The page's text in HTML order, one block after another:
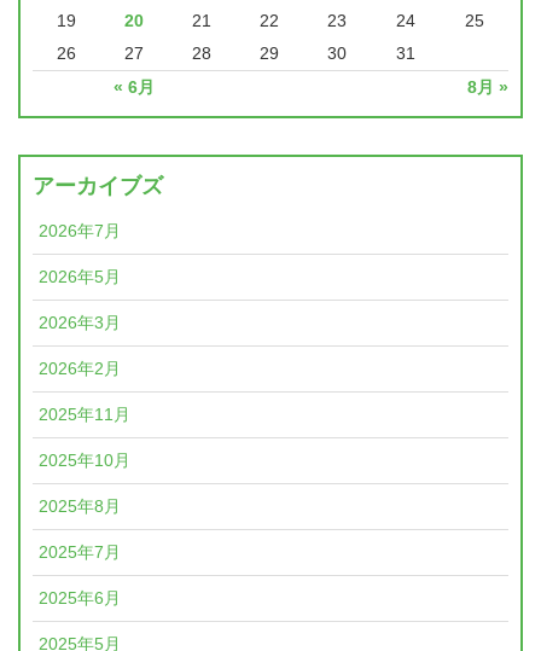
« 6月 8月 »
19
20 21 22 23 24
25
26
27 28 29 30 31
アーカイブズ
2026年7月
2026年5月
2026年3月
2026年2月
2025年11月
2025年10月
2025年8月
2025年7月
2025年6月
2025年5月